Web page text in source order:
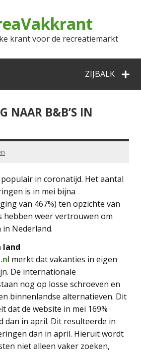
krant voor de recreatiemarkt
ZIJBALK
NAAR B&B’S IN
in coronatijd. Het aantal
is in mei bijna
van 467%) ten opzichte van
hebben weer vertrouwen om
Nederland.
land
l merkt dat vakanties in eigen
De internationale
nog op losse schroeven en
binnenlandse alternatieven. Dit
dat de website in mei 169%
dan in april. Dit resulteerde in
dan in april. Hieruit wordt
niet alleen vaker zoeken,